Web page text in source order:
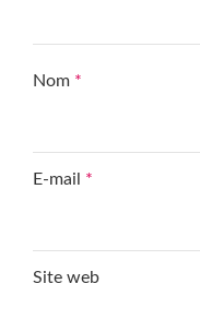
Nom *
E-mail *
Site web